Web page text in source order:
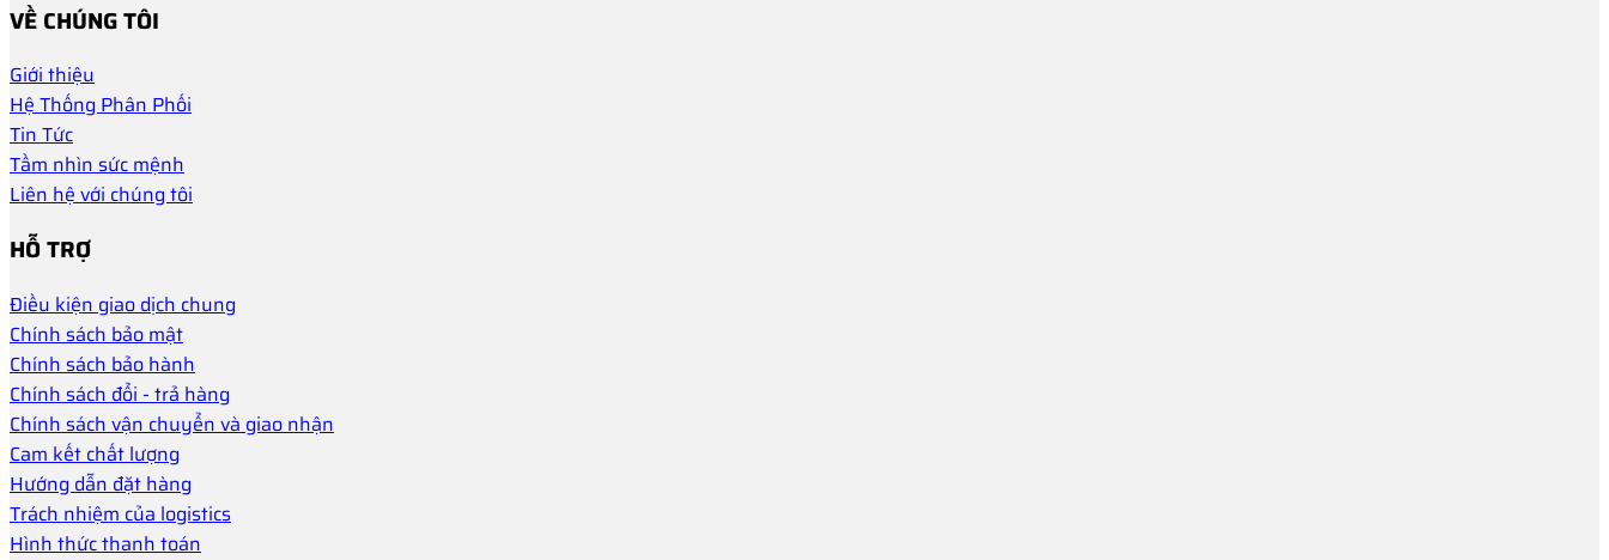
VỀ CHÚNG TÔI
Giới thiệu
Hệ Thống Phân Phối
Tin Tức
Tầm nhìn sức mệnh
Liên hệ với chúng tôi
HỖ TRỢ
Điều kiện giao dịch chung
Chính sách bảo mật
Chính sách bảo hành
Chính sách đổi - trả hàng
Chính sách vận chuyển và giao nhận
Cam kết chất lượng
Hướng dẫn đặt hàng
Trách nhiệm của logistics
Hình thức thanh toán